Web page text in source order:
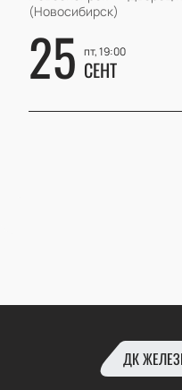
(Новосибирск)
25 пт, 19:00
СЕНТ
ДК